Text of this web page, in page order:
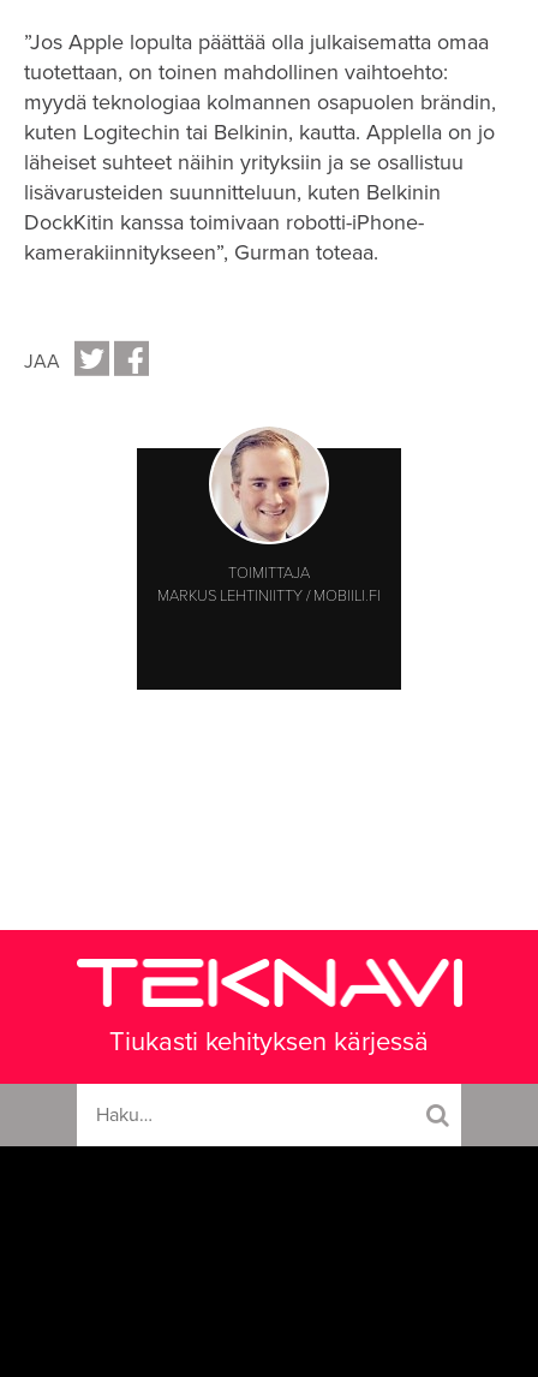
”Jos Apple lopulta päättää olla julkaisematta omaa
tuotettaan, on toinen mahdollinen vaihtoehto:
myydä teknologiaa kolmannen osapuolen brändin,
kuten Logitechin tai Belkinin, kautta. Applella on jo
läheiset suhteet näihin yrityksiin ja se osallistuu
lisävarusteiden suunnitteluun, kuten Belkinin
DockKitin kanssa toimivaan robotti-iPhone-
kamerakiinnitykseen”, Gurman toteaa.
JAA
TOIMITTAJA
MARKUS LEHTINIITTY / MOBIILI.FI
Tiukasti kehityksen kärjessä